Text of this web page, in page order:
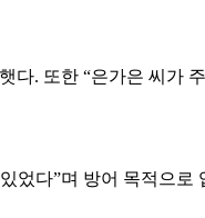
다. 또한 “은가은 씨가
었다”며 방어 목적으로